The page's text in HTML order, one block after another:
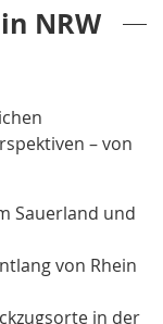
NRW
– von
Sauerland und
von Rhein
in der